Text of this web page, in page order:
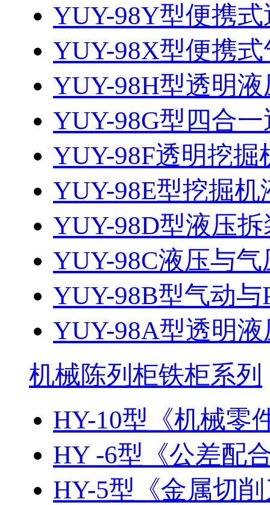
YUY-98Y型便携
YUY-98X型便携
YUY-98H型透明
YUY-98G型四合
YUY-98F透明挖掘
YUY-98E型挖掘
YUY-98D型液压
YUY-98C液压与
YUY-98B型气动
YUY-98A型透明
机械陈列柜铁柜系列
HY-10型《机械零
HY -6型《公差配
HY-5型《金属切